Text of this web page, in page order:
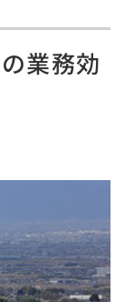
業務効